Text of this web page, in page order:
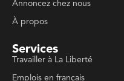
Annoncez chez nous
À propos
Services
Travailler à La Liberté
Emplois en français